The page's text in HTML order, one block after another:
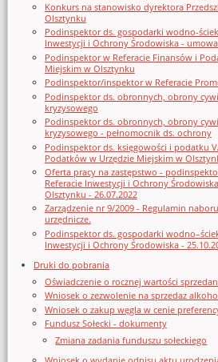
Konkurs na stanowisko dyrektora
Olsztynku
Podinspektor ds. gospodarki wodno-
Inwestycji i Ochrony Środowiska -
Podinspektor w Referacie Finansów i
Miejskim w Olsztynku
Podinspektor/inspektor w Referacie
Podinspektor ds. obronnych, obrony
kryzysowego
Podinspektor ds. obronnych, obrony
kryzysowego - pełnomocnik ds. ochrony
Podinspektor ds. księgowości i podatku
Podatków w Urzędzie Miejskim w
Oferta pracy na zastępstwo -
Referacie Inwestycji i Ochrony
Olsztynku - 26.07.2022
Zarządzenie nr 9/2009 - Regulamin
urzędnicze.
Podinspektor ds. gospodarki
Inwestycji i Ochrony Środowiska -
Druki do pobrania
Oświadczenie o rocznej wartości
Wniosek o zezwolenie na sprzedaz
Wniosek o zakup węgla w cenie
Fundusz Sołecki - dokumenty
Zmiana zadania funduszu sołeckiego